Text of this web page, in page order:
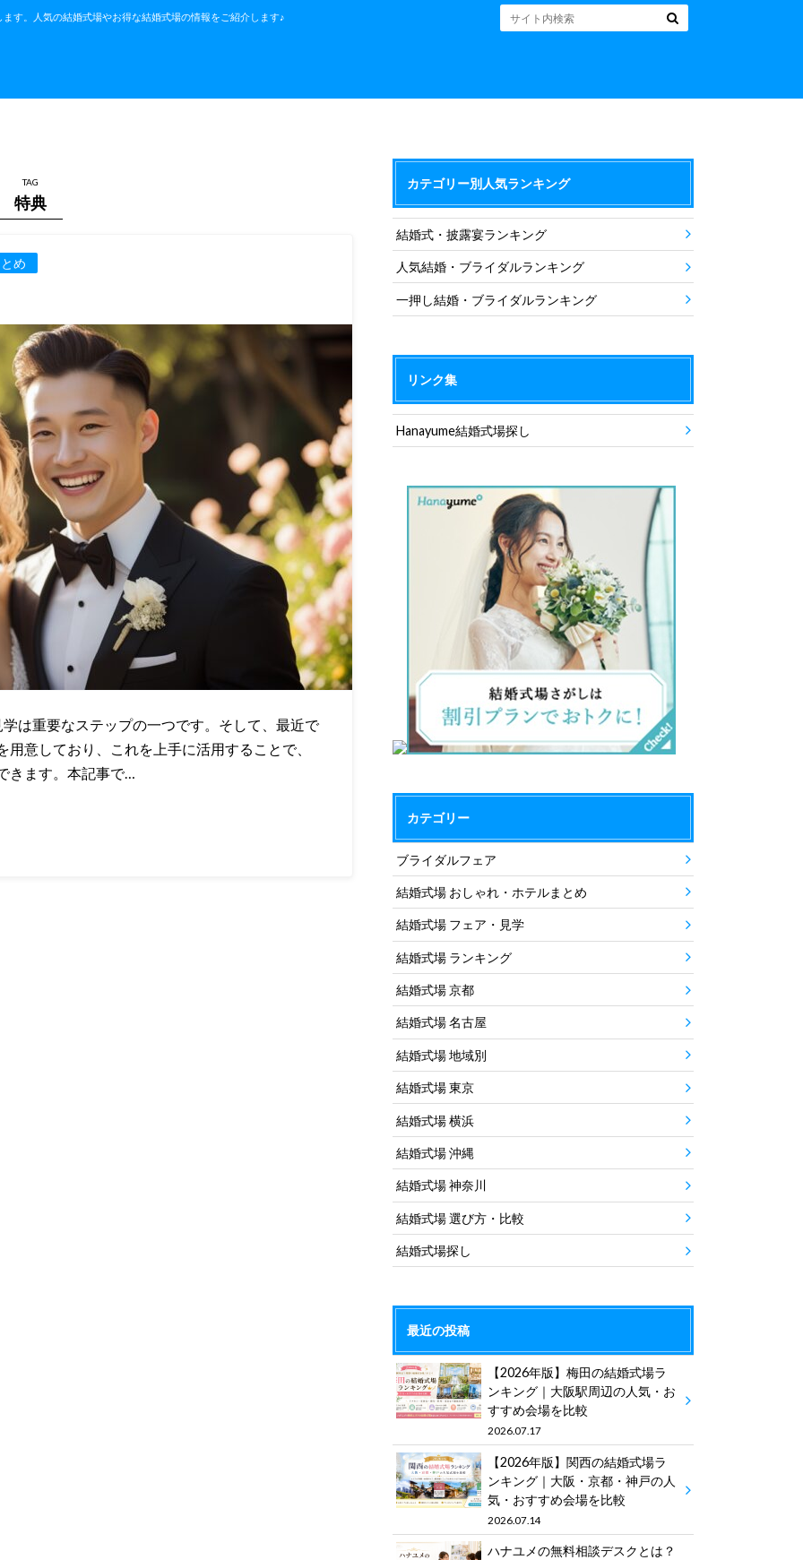
す。人気の結婚式場やお得な結婚式場の情報をご紹介します♪
TAG
特典
め
は重要なステップの一つです。そして、最近で
意しており、これを上手に活用することで、
きます。本記事で…
カテゴリー別人気ランキング
結婚式・披露宴ランキング
人気結婚・ブライダルランキング
一押し結婚・ブライダルランキング
リンク集
Hanayume結婚式場探し
カテゴリー
ブライダルフェア
結婚式場 おしゃれ・ホテルまとめ
結婚式場 フェア・見学
結婚式場 ランキング
結婚式場 京都
結婚式場 名古屋
結婚式場 地域別
結婚式場 東京
結婚式場 横浜
結婚式場 沖縄
結婚式場 神奈川
結婚式場 選び方・比較
結婚式場探し
最近の投稿
【2026年版】梅田の結婚式場ラ
ンキング｜大阪駅周辺の人気・お
すすめ会場を比較
2026.07.17
【2026年版】関西の結婚式場ラ
ンキング｜大阪・京都・神戸の人
気・おすすめ会場を比較
2026.07.14
ハナユメの無料相談デスクとは？